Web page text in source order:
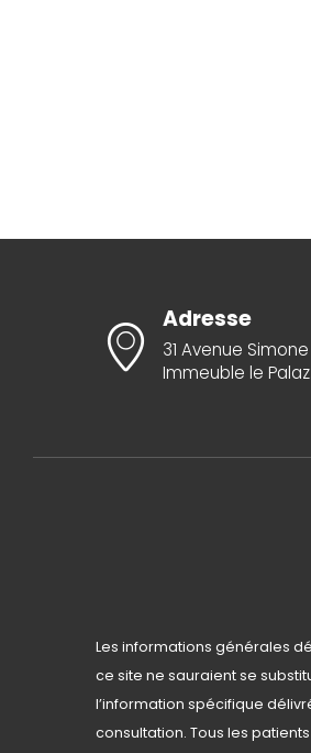
Adresse
31 Avenue
Immeuble le
Les informations générales
ce site ne sauraient se
l’information spécifique
consultation. Tous les